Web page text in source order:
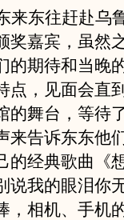
东往赶赴乌鲁
奖嘉宾，虽然
的期待和当晚
点，见面会直
的舞台，等待
来告诉东东他
的经典歌曲《
说我的眼泪你
，相机、手机